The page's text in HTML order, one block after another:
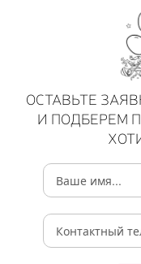
ОСТАВЬТЕ
И ПОДБЕРЕМ